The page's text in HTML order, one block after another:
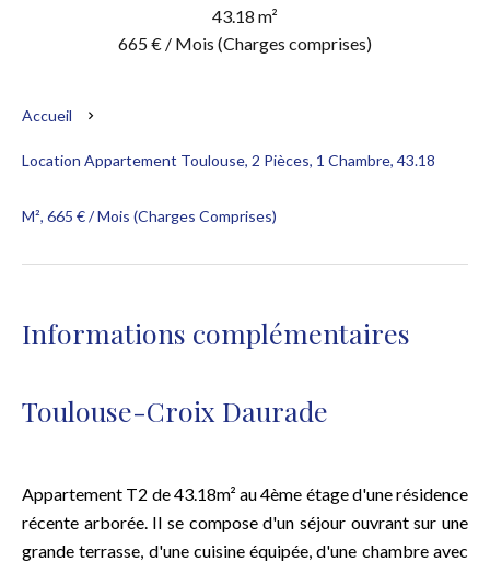
43.18 m²
665 € / Mois (Charges comprises)
Accueil
Location Appartement Toulouse, 2 Pièces, 1 Chambre, 43.18
M², 665 € / Mois (Charges Comprises)
Informations complémentaires
Toulouse-Croix Daurade
Appartement T2 de 43.18m² au 4ème étage d'une résidence
récente arborée. Il se compose d'un séjour ouvrant sur une
grande terrasse, d'une cuisine équipée, d'une chambre avec